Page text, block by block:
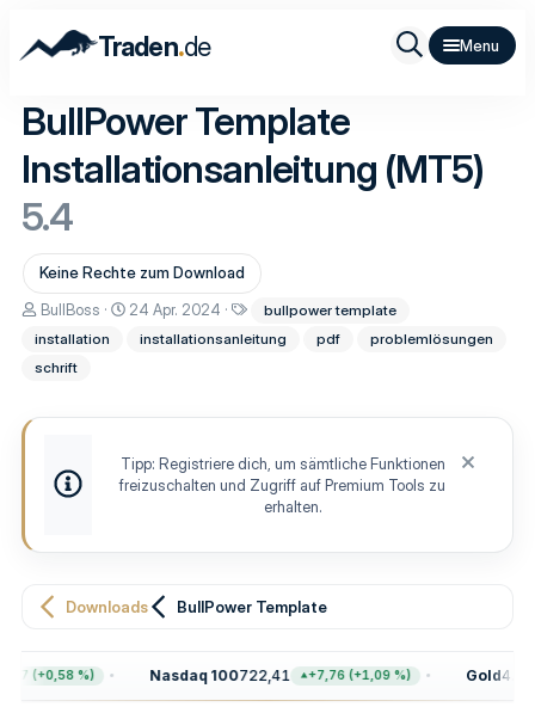
Traden.de
BullPower Template
Installationsanleitung (MT5)
5.4
Keine Rechte zum Download
A
t
o
BullBoss
D
r
t
e
n
24 Apr. 2024
h
w
r
t
e
bullpower template
installation
installationsanleitung pdf
problemlösungen
schrift
Tipp: Registriere dich, um sämtliche Funktionen
freizuschalten und Zugriff auf Premium Tools zu
erhalten.
Downloads BullPower Template
(+0,58 %) Nasdaq 100722,41 +7,76 (+1,09 %) Gold